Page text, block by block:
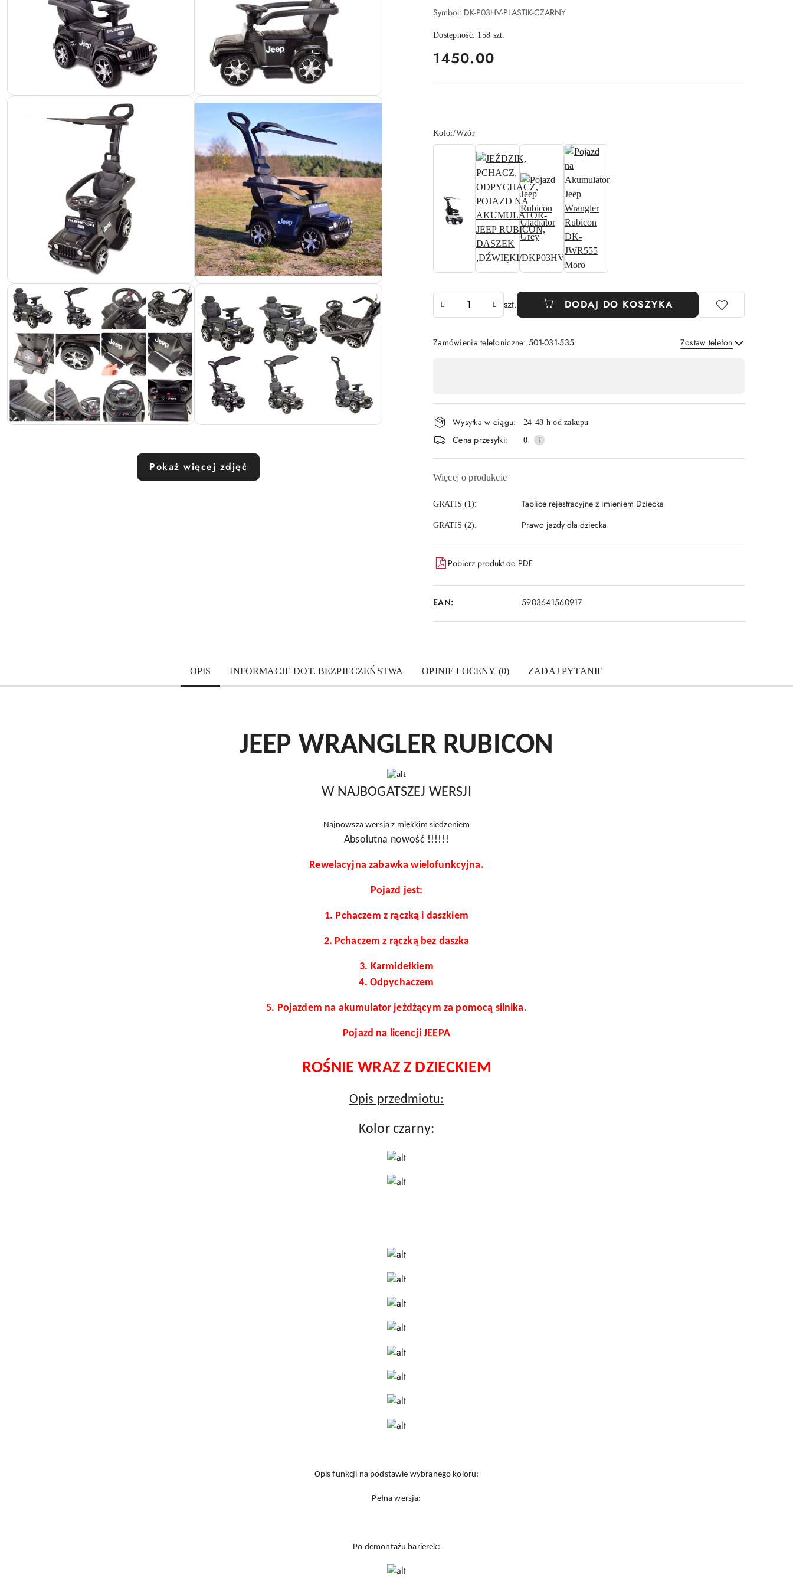
Pokaż więcej zdjęć
Symbol: DK-P03HV-PLASTIK-CZARNY
Dostępność: 158 szt.
cena:
1450.00
Wariant
Kolor/Wzór
szt. DODAJ DO KOSZYKA
Zamówienia telefoniczne: 501-031-535 Zostaw telefon
płatność
i
dostawa
Wysyłka w ciągu: 24-48 h od zakupu
Cena przesyłki: 0
Więcej o produkcie
GRATIS (1): Tablice rejestracyjne z imieniem Dziecka
GRATIS (2): Prawo jazdy dla dziecka
Pobierz produkt do PDF
EAN: 5903641560917
OPIS INFORMACJE DOT. BEZPIECZEŃSTWA OPINIE I OCENY (0) ZADAJ PYTANIE
JEEP WRANGLER RUBICON
W NAJBOGATSZEJ WERSJI
Najnowsza wersja z miękkim siedzeniem
Absolutna nowość !!!!!!
Rewelacyjna zabawka wielofunkcyjna.
Pojazd jest:
1. Pchaczem z rączką i daszkiem
2. Pchaczem z rączką bez daszka
3. Karmidełkiem
4. Odpychaczem
5. Pojazdem na akumulator jeżdżącym za pomocą silnika.
Pojazd na licencji JEEPA
ROŚNIE WRAZ Z DZIECKIEM
Opis przedmiotu:
Kolor czarny:
Opis funkcji na podstawie wybranego koloru:
Pełna wersja:
Po demontażu barierek: